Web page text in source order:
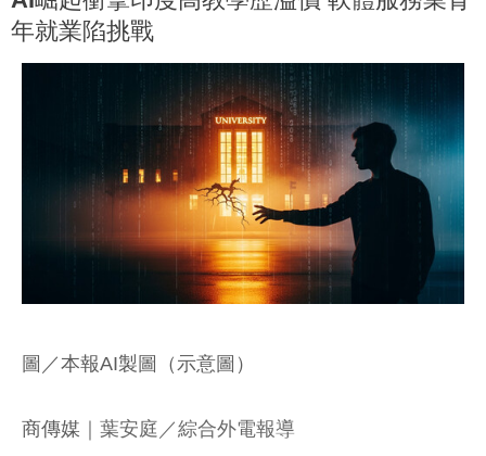
年就業陷挑戰
圖／本報AI製圖（示意圖）
商傳媒 ｜葉安庭／綜合外電報導